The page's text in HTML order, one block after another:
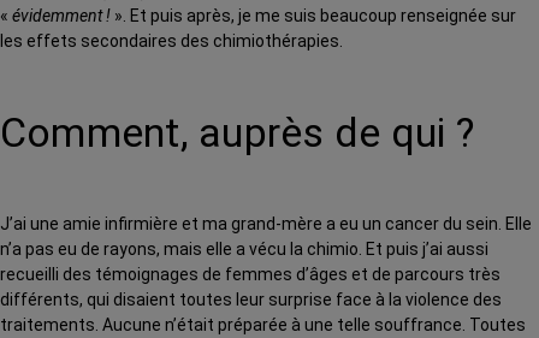
« évidemment ! ». Et puis après, je me suis beaucoup renseignée sur
les effets secondaires des chimiothérapies.
Comment, auprès de qui ?
J’ai une amie infirmière et ma grand-mère a eu un cancer du sein. Elle
n’a pas eu de rayons, mais elle a vécu la chimio. Et puis j’ai aussi
recueilli des témoignages de femmes d’âges et de parcours très
différents, qui disaient toutes leur surprise face à la violence des
traitements. Aucune n’était préparée à une telle souffrance. Toutes